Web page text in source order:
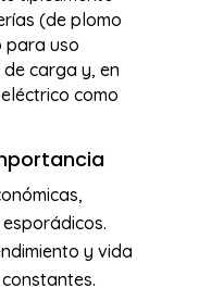
(de plomo
para uso
carga y, en
como
y vida